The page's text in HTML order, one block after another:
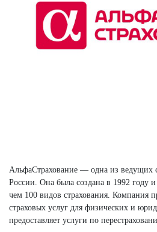
АльфаСтрахование — одна из ведущих
России. Она была создана в 1992 году
чем 100 видов страхования. Компания
страховых услуг для физических и
предоставляет услуги по